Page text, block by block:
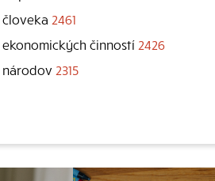
človeka 2461
ekonomických činností 2426
národov 2315